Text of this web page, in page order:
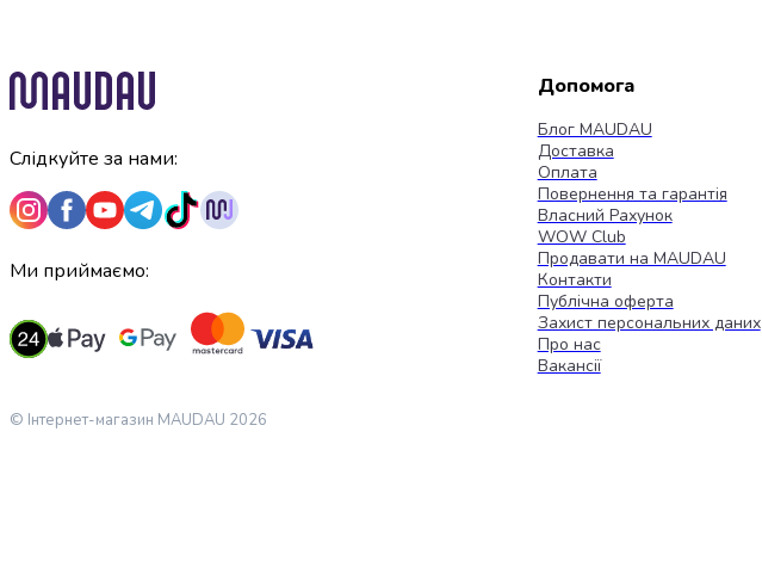
паста
Маринади
Хрін
Кондитерські
Печиво
Вафлі
рулети
Слідкуйте за нами:
Ми приймаємо:
© Інтернет-магазин MAUDAU 2026
Допомога
Блог MAUDAU
Доставка
Оплата
Повернення та гарантія
Власний Рахунок
WOW Club
Продавати на MAUDAU
Контакти
Публічна оферта
Захист персональних даних
Про нас
Вакансії